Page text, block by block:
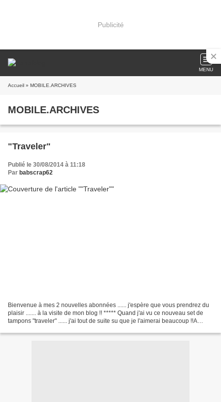
Publicité
MENU
Accueil » MOBILE.ARCHIVES
MOBILE.ARCHIVES
"Traveler"
Publié le 30/08/2014 à 11:18
Par babscrap62
Bienvenue à mes 2 nouvelles abonnées ...... j'espère que vous prendrez du
plaisir ....... à la visite de mon blog !! ***** Quand j'ai vu ce nouveau set de
tampons "traveler" ...... j'ai tout de suite su que je l'aimerai beaucoup !!A